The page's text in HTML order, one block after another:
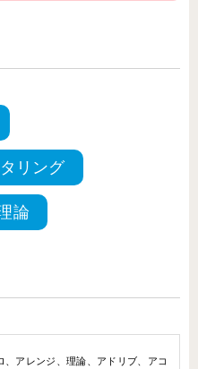
リング
論
アレンジ、理論、アドリブ、アコ